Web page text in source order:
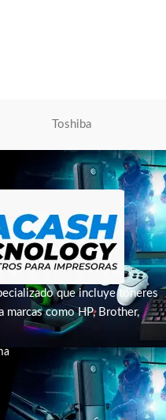
Toshiba
que incluye tóneres
como HP, Brother,